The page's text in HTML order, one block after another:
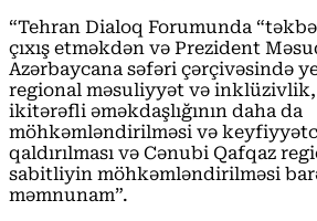
“Tehran Dialoq Forumunda
çıxış etməkdən və Prezident
Azərbaycana səfəri çərçivəsində
regional məsuliyyət və
ikitərəfli əməkdaşlığının daha da
möhkəmləndirilməsi və
qaldırılması və Cənubi Qafqaz
sabitliyin möhkəmləndirilməsi
məmnunam”.